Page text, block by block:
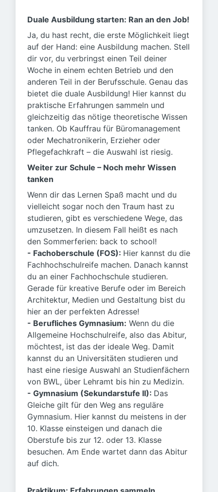
Duale Ausbildung starten: Ran an den Job!
Ja, du hast recht, die erste Möglichkeit liegt
auf der Hand: eine Ausbildung machen. Stell
dir vor, du verbringst einen Teil deiner
Woche in einem echten Betrieb und den
anderen Teil in der Berufsschule. Genau das
bietet die duale Ausbildung! Hier kannst du
praktische Erfahrungen sammeln und
gleichzeitig das nötige theoretische Wissen
tanken. Ob Kauffrau für Büromanagement
oder Mechatronikerin, Erzieher oder
Pflegefachkraft – die Auswahl ist riesig.
Weiter zur Schule – Noch mehr Wissen
tanken
Wenn dir das Lernen Spaß macht und du
vielleicht sogar noch den Traum hast zu
studieren, gibt es verschiedene Wege, das
umzusetzen. In diesem Fall heißt es nach
den Sommerferien: back to school!
- Fachoberschule (FOS): Hier kannst du die
Fachhochschulreife machen. Danach kannst
du an einer Fachhochschule studieren.
Gerade für kreative Berufe oder im Bereich
Architektur, Medien und Gestaltung bist du
hier an der perfekten Adresse!
- Berufliches Gymnasium: Wenn du die
Allgemeine Hochschulreife, also das Abitur,
möchtest, ist das der ideale Weg. Damit
kannst du an Universitäten studieren und
hast eine riesige Auswahl an Studienfächern
von BWL, über Lehramt bis hin zu Medizin.
- Gymnasium (Sekundarstufe II): Das
Gleiche gilt für den Weg ans reguläre
Gymnasium. Hier kannst du meistens in der
10. Klasse einsteigen und danach die
Oberstufe bis zur 12. oder 13. Klasse
besuchen. Am Ende wartet dann das Abitur
auf dich.